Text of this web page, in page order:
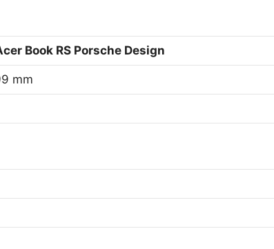
Book RS Porsche Design
mm